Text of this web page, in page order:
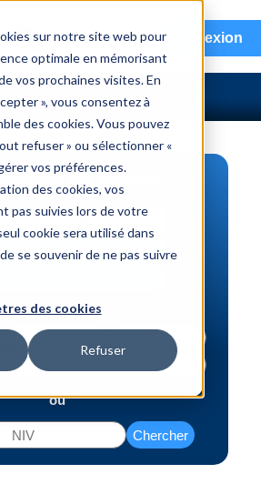
sur notre site web pour
optimale en mémorisant
vos prochaines visites. En
», vous consentez à
des cookies. Vous pouvez
refuser » ou sélectionner «
vos préférences.
des cookies, vos
pas suivies lors de votre
cookie sera utilisé dans
se souvenir de ne pas suivre
des cookies
Refuser
Connexion
DE PIÈCES
Véhicule | NIV
de pièce | interchange
ou
Chercher